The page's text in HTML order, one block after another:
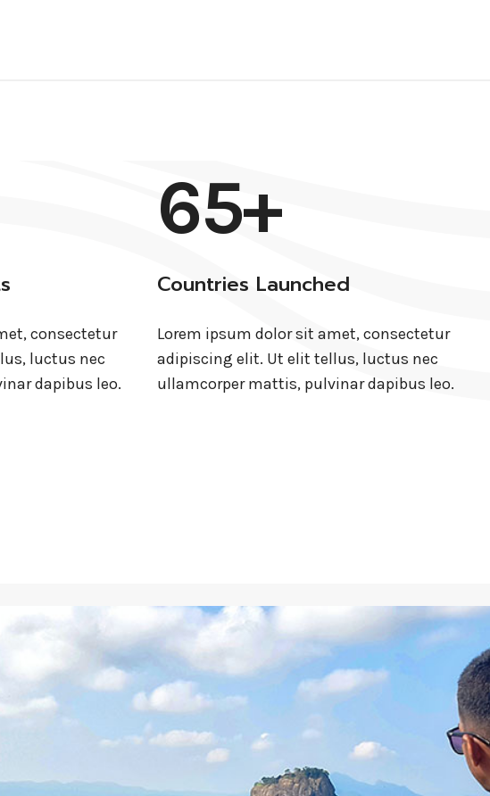
consectetur
luctus nec
dapibus leo.
65+
Countries Launched
Lorem ipsum dolor sit amet, consectetur
adipiscing elit. Ut elit tellus, luctus nec
ullamcorper mattis, pulvinar dapibus leo.